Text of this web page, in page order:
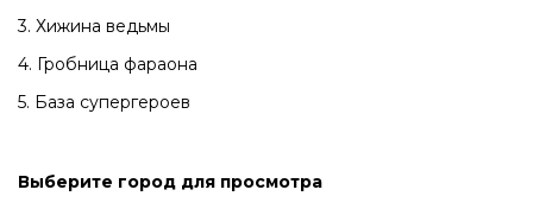
3. Хижина ведьмы
4. Гробница фараона
5. База супергероев
Выберите город для просмотра